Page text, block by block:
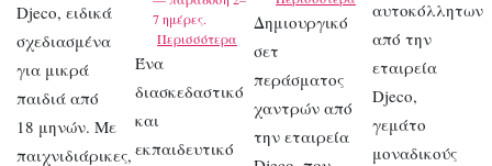
Djeco, ειδικά
σχεδιασμένα
για μικρά
παιδιά από
18 μηνών. Με
παιχνιδιάρικες,
7 ημέρες.
Περισσότερα
Ένα
διασκεδαστικό
και
εκπαιδευτικό
Δημιουργικό
σετ
περάσματος
χαντρών από
την εταιρεία
αυτοκόλλητων
από την
εταιρεία
Djeco,
γεμάτο
μοναδικούς